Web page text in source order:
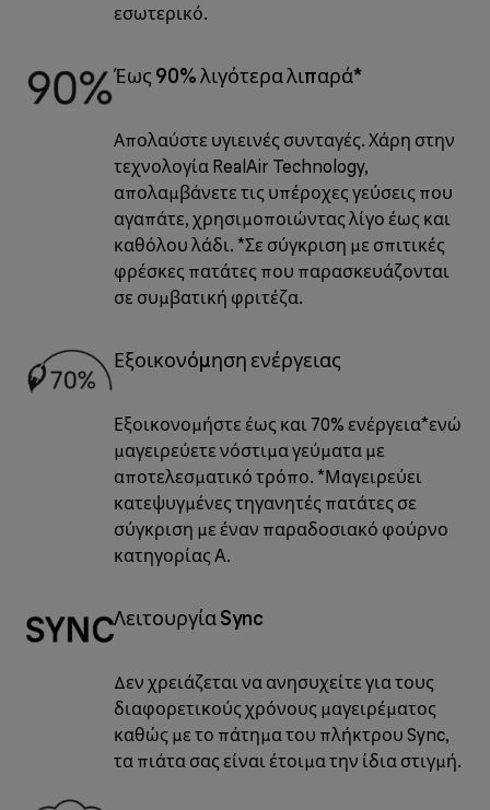
εσωτερικό.
Έως 90% λιγότερα λιπαρά*
Απολαύστε υγιεινές συνταγές. Χάρη στην
τεχνολογία RealAir Technology,
απολαμβάνετε τις υπέροχες γεύσεις που
αγαπάτε, χρησιμοποιώντας λίγο έως και
καθόλου λάδι. *Σε σύγκριση με σπιτικές
φρέσκες πατάτες που παρασκευάζονται
σε συμβατική φριτέζα.
Εξοικονόμηση ενέργειας
Εξοικονομήστε έως και 70% ενέργεια*ενώ
μαγειρεύετε νόστιμα γεύματα με
αποτελεσματικό τρόπο. *Μαγειρεύει
κατεψυγμένες τηγανητές πατάτες σε
σύγκριση με έναν παραδοσιακό φούρνο
κατηγορίας A.
Λειτουργία Sync
Δεν χρειάζεται να ανησυχείτε για τους
διαφορετικούς χρόνους μαγειρέματος
καθώς με το πάτημα του πλήκτρου Sync,
τα πιάτα σας είναι έτοιμα την ίδια στιγμή.